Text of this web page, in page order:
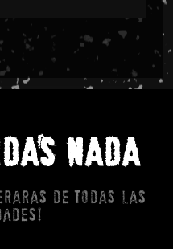
NADA
de todas las